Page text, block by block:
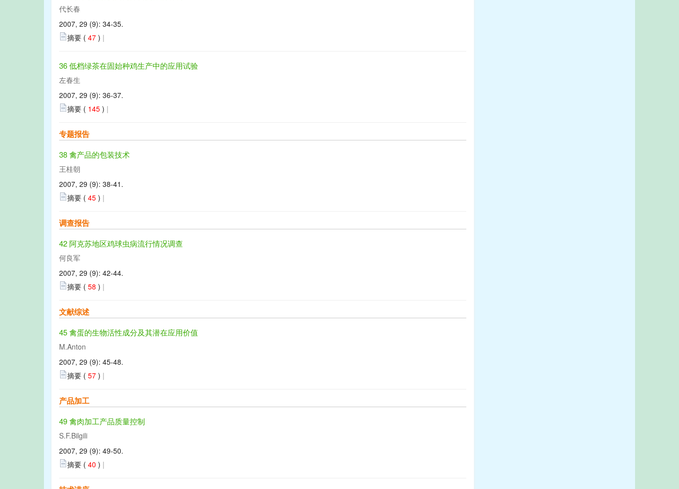
代长春
2007, 29 (9): 34-35.
摘要 ( 47 ) |
36 低档绿茶在固始种鸡生产中的应用试验
左春生
2007, 29 (9): 36-37.
摘要 ( 145 ) |
专题报告
38 禽产品的包装技术
王桂朝
2007, 29 (9): 38-41.
摘要 ( 45 ) |
调查报告
42 阿克苏地区鸡球虫病流行情况调查
何良军
2007, 29 (9): 42-44.
摘要 ( 58 ) |
文献综述
45 禽蛋的生物活性成分及其潜在应用价值
M.Anton
2007, 29 (9): 45-48.
摘要 ( 57 ) |
产品加工
49 禽肉加工产品质量控制
S.F.Bilgili
2007, 29 (9): 49-50.
摘要 ( 40 ) |